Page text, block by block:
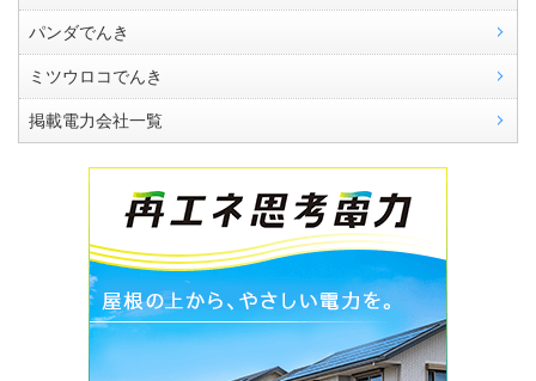
パンダでんき
ミツウロコでんき
掲載電力会社一覧